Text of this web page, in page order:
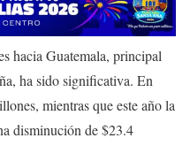
hacia Guatemala, principal
ha sido significativa. En
mientras que este año la
disminución de $23.4